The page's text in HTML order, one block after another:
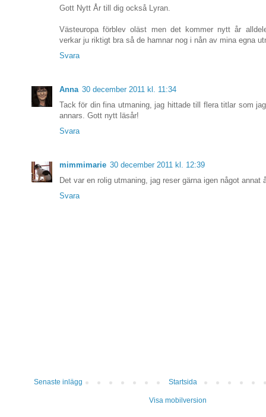
Gott Nytt År till dig också Lyran.
Västeuropa förblev oläst men det kommer nytt år
verkar ju riktigt bra så de hamnar nog i nån av mina egna
Svara
Anna 30 december 2011 kl. 11:34
Tack för din fina utmaning, jag hittade till flera titlar som
annars. Gott nytt läsår!
Svara
mimmimarie 30 december 2011 kl. 12:39
Det var en rolig utmaning, jag reser gärna igen något annat
Svara
Senaste inlägg Startsida
Visa mobilversion